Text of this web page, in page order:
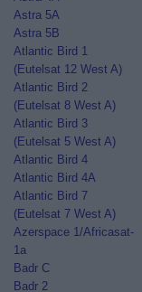
Astra 5A
Astra 5B
Atlantic Bird 1
(Eutelsat 12 West A)
Atlantic Bird 2
(Eutelsat 8 West A)
Atlantic Bird 3
(Eutelsat 5 West A)
Atlantic Bird 4
Atlantic Bird 4A
Atlantic Bird 7
(Eutelsat 7 West A)
Azerspace 1/Africasat-
1a
Badr C
Badr 2